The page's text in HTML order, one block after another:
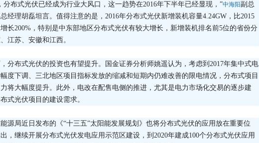
分布式光伏已经成为行业大风口，这一趋势在2016年下半年已经显现，”中海阳 副总
经理胡磊坦言。值得注意的是，2016年分布式光伏新增装机容量4.24GW，比2015
长200%，特别是中东部地区分布式光伏有较大增长，新增装机排名前5位的省份分
江苏、安徽和江西。
分布式光伏的投资也有望提升。国金证券分析师姚遥认为，考虑到2017年集中式电
度下调、三北地区项目指标发放的缩减和短期内仍难改善的限电情况，分布式项目
将大幅度提升。此外，电改在配售电侧的推进，尤其是电力市场化交易的逐步建
式光伏项目的建设需求。
源局近日发布的《“十三五”太阳能发展规划》也将分布式光伏的应用放在重要位
，继续开展分布式光伏发电应用示范区建设，到2020年建成100个分布式光伏应用